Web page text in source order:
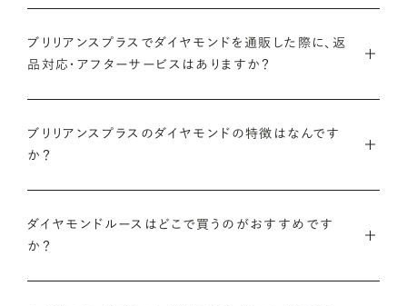
ブリリアンスプラスのダイヤモンド人気ランキングを見る
また、ブリリアンスプラスではお相手のお誕生日など、思い入れ
のある日付にちなんだカラット数にする『アニバーサリーダイヤ
アニバーサリーダイヤモンドについて
成功したらパートナーと一緒に婚約指輪やネックレスのデザイ
ンを選ぶ、新しいプロポーズの形です。
ご用意しているため、思い出の日にちなんだカラット数のダイヤ
モンドや、ペアシェイプやエメラルドカットなどお相手の印象に
ダイヤモンドでプロポーズについて
ブリリアンスプラスでダイヤモンドを通販した際に、返
品対応・アフターサービスはありますか？
間の返品保証を設けています。
愛用いただけるよう、充実したアフターケアサービスもご用意し
ております。
ブリリアンスプラスのダイヤモンドの特徴はなんです
か？
種類、品質、価格に至るまで、あらゆる価値観に合う多様なダイ
ヤモンドをご用意しています。一般的な天然のラウンドシェイプ
ダイヤモンドルースはどこで買うのがおすすめです
か？